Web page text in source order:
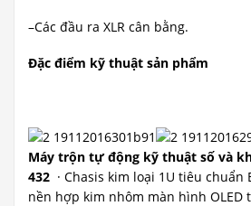
–Các đầu ra XLR cân bằng.
Đặc điểm kỹ thuật sản phẩm
Máy trộn tự động kỹ thuật số và
432 · Chasis kim loại 1U tiêu chuẩn
nền hợp kim nhôm màn hình OLED